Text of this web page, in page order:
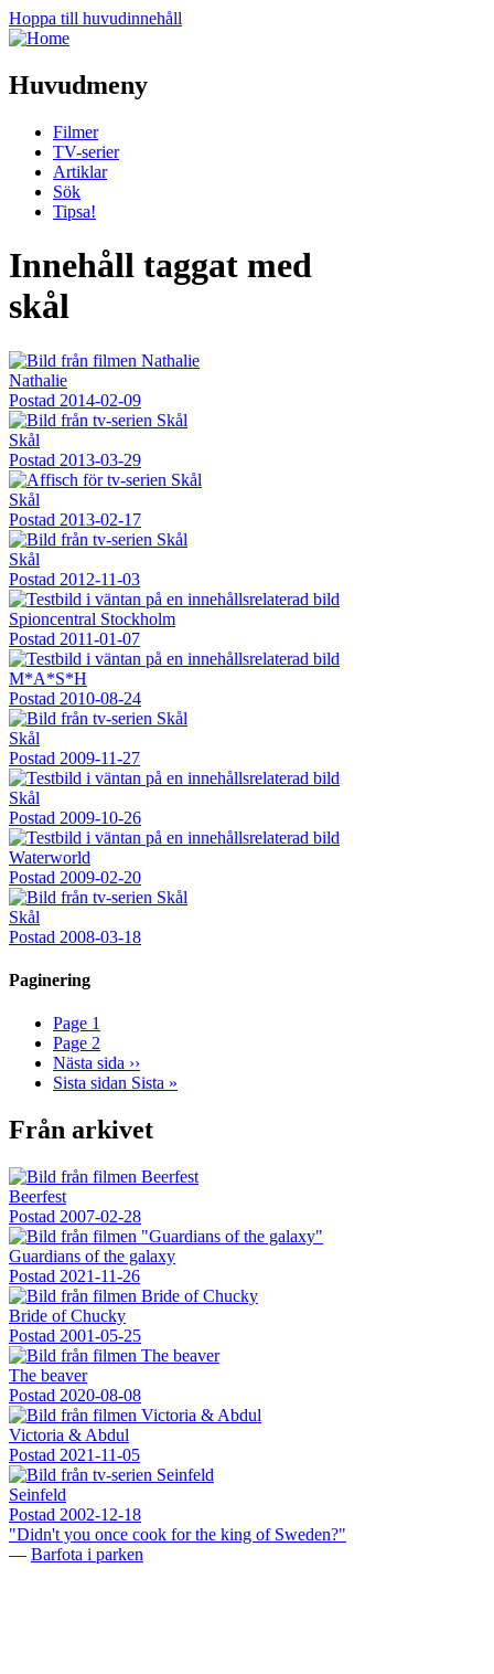
Hoppa till huvudinnehåll
Huvudmeny
Filmer
TV-serier
Artiklar
Sök
Tipsa!
Innehåll taggat med
skål
Nathalie
Postad 2014-02-09
Skål
Postad 2013-03-29
Skål
Postad 2013-02-17
Skål
Postad 2012-11-03
Spioncentral Stockholm
Postad 2011-01-07
M*A*S*H
Postad 2010-08-24
Skål
Postad 2009-11-27
Skål
Postad 2009-10-26
Waterworld
Postad 2009-02-20
Skål
Postad 2008-03-18
Paginering
Page 1
Page 2
Nästa sida ››
Sista sidan Sista »
Från arkivet
Beerfest
Postad 2007-02-28
Guardians of the galaxy
Postad 2021-11-26
Bride of Chucky
Postad 2001-05-25
The beaver
Postad 2020-08-08
Victoria & Abdul
Postad 2021-11-05
Seinfeld
Postad 2002-12-18
"Didn't you once cook for the king of Sweden?"
— Barfota i parken